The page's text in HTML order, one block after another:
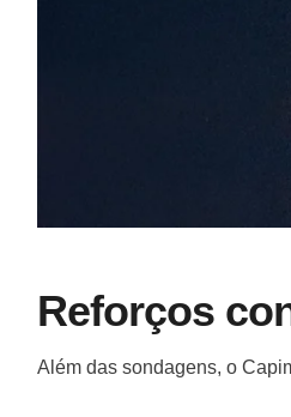
Reforços
Além das sondagens, o